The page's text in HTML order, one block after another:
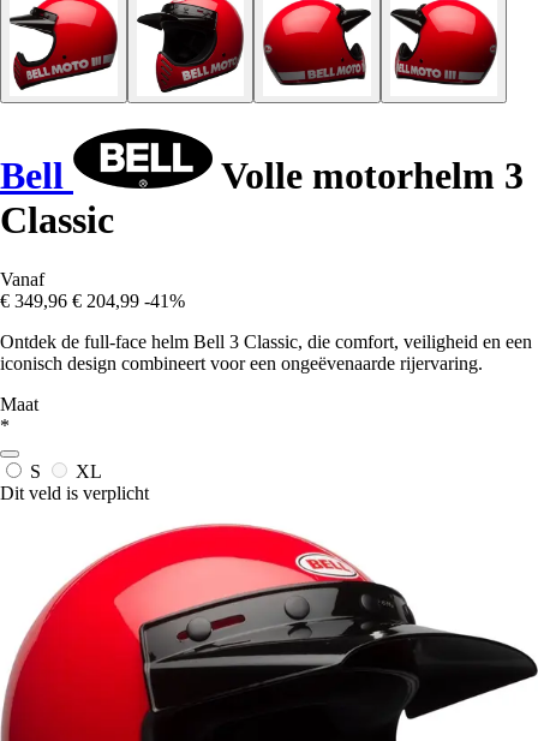
Bell
Volle motorhelm 3
Classic
Vanaf
€ 349,96 € 204,99 -41%
Ontdek de full-face helm Bell 3 Classic, die comfort, veiligheid en een
iconisch design combineert voor een ongeëvenaarde rijervaring.
Maat
*
S
XL
Dit veld is verplicht